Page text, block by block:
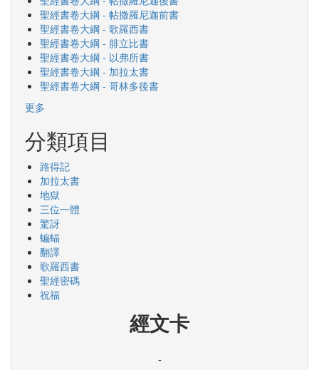
聖經書卷大綱 - 帖撒羅尼迦前書
聖經書卷大綱 - 歌羅西書
聖經書卷大綱 - 腓立比書
聖經書卷大綱 - 以弗所書
聖經書卷大綱 - 加拉太書
聖經書卷大綱 - 哥林多後書
更多
分類項目
路得記
加拉太書
地獄
三位一體
驚訝
蝙蝠
翻譯
歌羅西書
聖經密碼
祝福
經文卡
-